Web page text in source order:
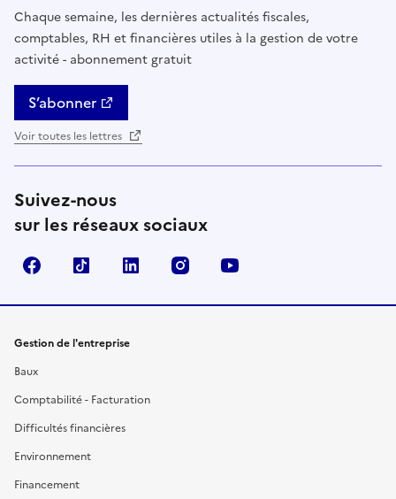
Chaque semaine, les dernières actualités fiscales,
comptables, RH et financières utiles à la gestion de votre
activité - abonnement gratuit
S’abonner
Voir toutes les lettres
Suivez-nous
sur les réseaux sociaux
FacebookTikTok Linkedin Instagram
Gestion de l'entreprise
Baux
Comptabilité - Facturation
Difficultés financières
Environnement
Financement